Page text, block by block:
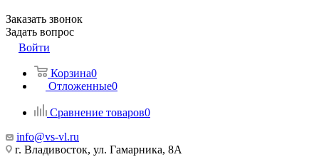
Заказать звонок
Задать вопрос
Войти
Корзина0
Отложенные0
Сравнение товаров0
info@vs-vl.ru
г. Владивосток, ул. Гамарника, 8А